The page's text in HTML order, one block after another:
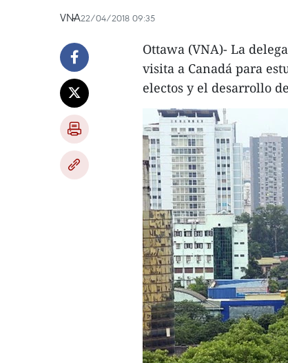
VNA22/04/2018 09:35
Ottawa (VNA)- La
visita a Canadá para
electos y el desarrollo